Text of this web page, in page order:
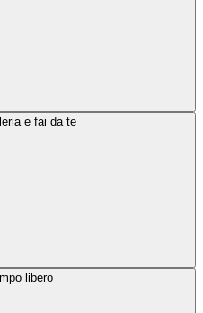
e fai da te
libero